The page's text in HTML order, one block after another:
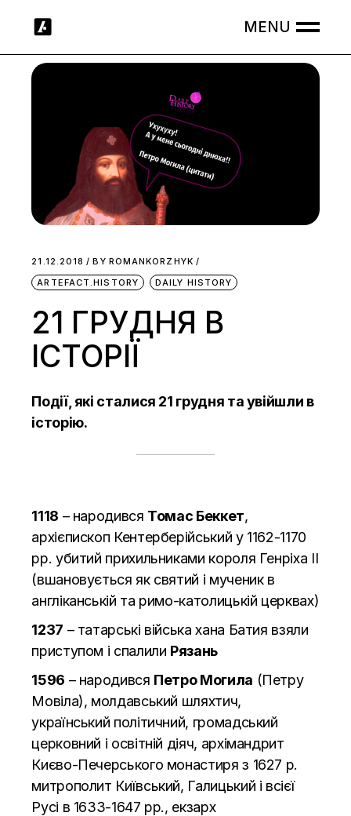
21.12.2018 BY ROMANKORZHYK
ARTEFACT.HISTORY
DAILY HISTORY
21 ГРУДНЯ В
ІСТОРІЇ
Події, які сталися 21 грудня та увійшли в
історію.
1118 – народився Томас Беккет,
архієпископ Кентерберійський у 1162-1170
рр. убитий прихильниками короля Генріха ІІ
(вшановується як святий і мученик в
англіканській та римо-католицькій церквах)
1237 – татарські війська хана Батия взяли
приступом і спалили Рязань
1596 – народився Петро Могила (Петру
Мовіла), молдавський шляхтич,
український політичний, громадський
церковний і освітній діяч, архімандрит
Києво-Печерського монастиря з 1627 р.
митрополит Київський, Галицький і всієї
Русі в 1633-1647 рр., екзарх